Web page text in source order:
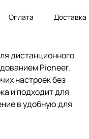
Оплата Доставка
дистанционного
Pioneer.
настроек без
и подходит для
в удобную для